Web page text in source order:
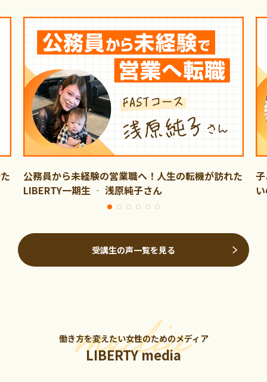
公務員から未経験の営業職へ！人生の転機が訪れた
LIBERTY一期生 ‐ 浅原純子さん
受講生の声一覧を見る
働き方を変えたい女性のためのメディア
LIBERTY media